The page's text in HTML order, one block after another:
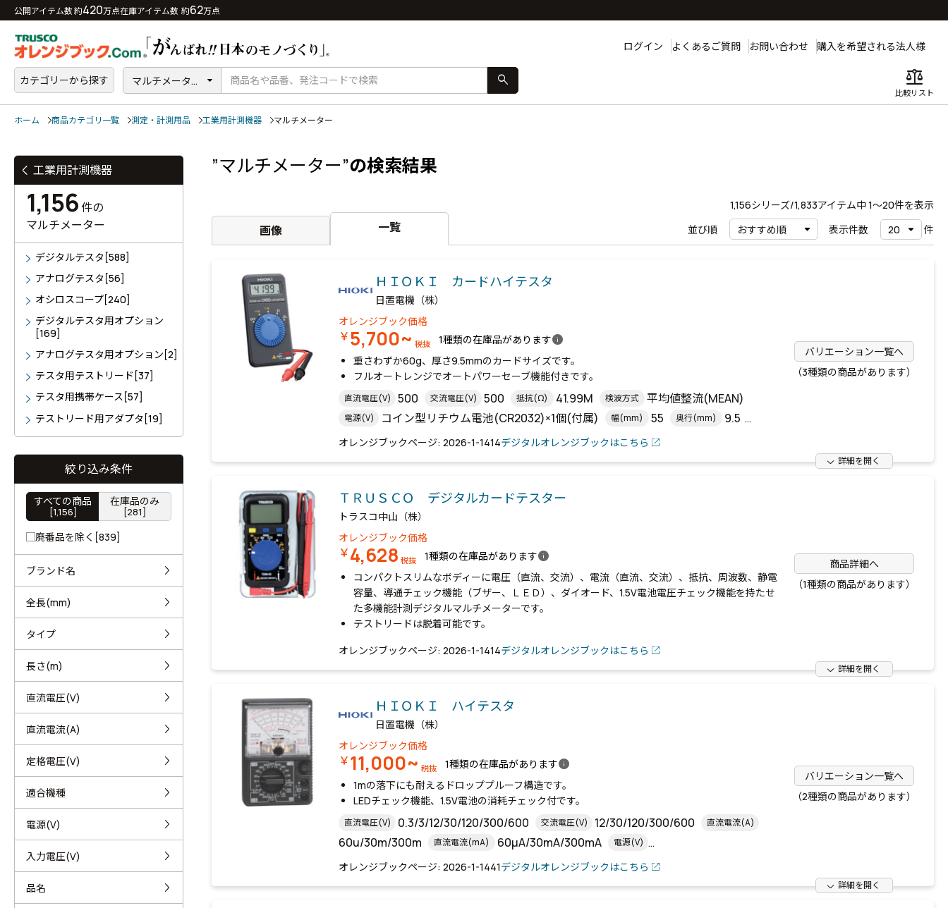
公開アイテム数 約420万点在庫アイテム数 約62万点
ログイン よくあるご質問 お問い合わせ 購入を希望される法人様
カテゴリーから探す マルチメータ... search balance
比較リスト
ホーム 商品カテゴリ一覧 測定・計測用品 工業用計測機器 マルチメーター
”マルチメーター”の検索結果
1,156シリーズ/1,833アイテム中1〜20件を表示
並び順
表示件数 件
画像 一覧
ＨＩＯＫＩ カードハイテスタ
日置電機（株）
オレンジブック価格
￥5,700~ 税抜 1種類の在庫品がありますinfo
バリエーション一覧へ
（3種類の商品があります）
重さわずか60g、厚さ9.5mmのカードサイズです。
フルオートレンジでオートパワーセーブ機能付きです。
直流電圧(V) 500 交流電圧(V) 500 抵抗(Ω) 41.99M 検波方式 平均値整流(MEAN)
電源(V) コイン型リチウム電池(CR2032)×1個(付属) 幅(mm) 55 奥行(mm) 9.5
高さ(mm) 109
オレンジブックページ: 2026-1-1414デジタルオレンジブックはこちら
詳細を開く
ＴＲＵＳＣＯ デジタルカードテスター
トラスコ中山（株）
オレンジブック価格
￥4,628 税抜 1種類の在庫品がありますinfo
商品詳細へ
（1種類の商品があります）
コンパクトスリムなボディーに電圧（直流、交流）、電流（直流、交流）、抵抗、周波数、静電
容量、導通チェック機能（ブザー、ＬＥＤ）、ダイオード、1.5V電池電圧チェック機能を持たせ
た多機能計測デジタルマルチメーターです。
テストリードは脱着可能です。
オレンジブックページ: 2026-1-1414デジタルオレンジブックはこちら
詳細を開く
ＨＩＯＫＩ ハイテスタ
日置電機（株）
オレンジブック価格
￥11,000~ 税抜 1種類の在庫品がありますinfo
バリエーション一覧へ
（2種類の商品があります）
1mの落下にも耐えるドロッププルーフ構造です。
LEDチェック機能、1.5V電池の消耗チェック付です。
直流電圧(V) 0.3/3/12/30/120/300/600 交流電圧(V) 12/30/120/300/600 直流電流(A)
60u/30m/300m 直流電流(mA) 60μA/30mA/300mA 電源(V)
単3乾電池(R6P)×2本(付属) 幅(mm) 95 奥行(mm) 39 高さ(mm)
オレンジブックページ: 2026-1-1441デジタルオレンジブックはこちら
詳細を開く
工業用計測機器
1,156件の
マルチメーター
デジタルテスタ[588]
アナログテスタ[56]
オシロスコープ[240]
デジタルテスタ用オプション
[169]
アナログテスタ用オプション[2]
テスタ用テストリード[37]
テスタ用携帯ケース[57]
テストリード用アダプタ[19]
絞り込み条件
すべての商品
[1,156]
在庫品のみ
[281]
廃番品を除く[839]
ブランド名
全長(mm)
タイプ
長さ(m)
直流電圧(V)
直流電流(A)
定格電圧(V)
適合機種
電源(V)
入力電圧(V)
品名